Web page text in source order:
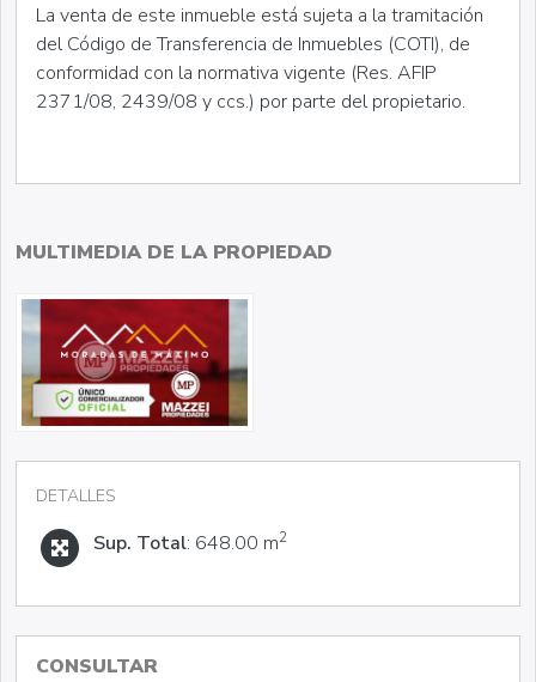
La venta de este inmueble está sujeta a la tramitación
del Código de Transferencia de Inmuebles (COTI), de
conformidad con la normativa vigente (Res. AFIP
2371/08, 2439/08 y ccs.) por parte del propietario.
MULTIMEDIA DE LA PROPIEDAD
DETALLES
Sup. Total: 648.00 m2
CONSULTAR